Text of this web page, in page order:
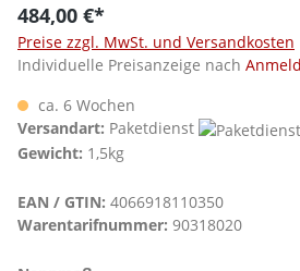
484,00 €*
Preise zzgl. MwSt. und Versandkosten
Individuelle Preisanzeige nach
ca. 6 Wochen
Versandart: Paketdienst
Gewicht: 1,5kg
EAN / GTIN: 4066918110350
Warentarifnummer: 90318020